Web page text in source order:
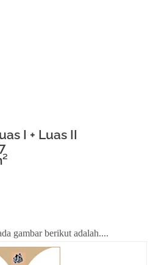
I + Luas II
gambar berikut adalah....